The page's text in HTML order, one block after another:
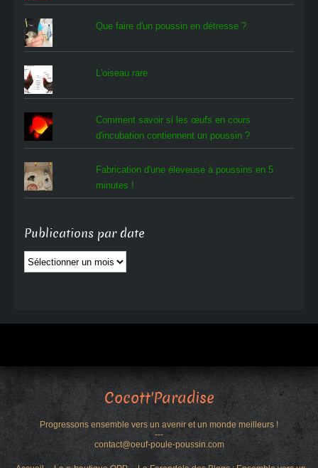
Que faire d'un poussin en détresse ?
L'oiseau rare
Comment savoir si les œufs en cours
d'incubation contiennent un poussin ?
Fabrication d'une éleveuse à poussins en 5
minutes !
Publications par date
Publications
par
Cocott'Paradise
Progressons ensemble vers un avenir et un monde meilleurs !
---
contact@oeuf-poule-poussin.com